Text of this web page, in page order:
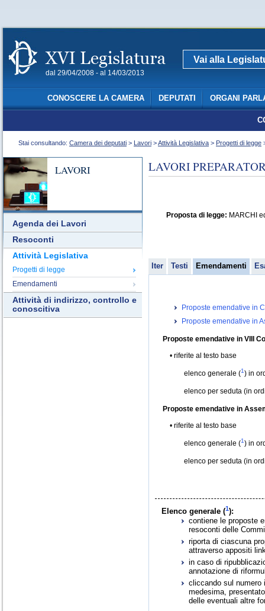
dal 29/04/2008 - al 14/03/2013
Vai alla
CONOSCERE LA CAMERA DEPUTATI ORGANI
Stai consultando: Camera dei deputati > Lavori >Attività Legislativa > Progetti di legge
LAVORI
Agenda dei Lavori
Resoconti
Attività Legislativa
Progetti di legge
Emendamenti
Attività di indirizzo, controllo e
conoscitiva
LAVORI
Proposta di legge: MARCHI
Iter Testi Emendamenti
Proposte emendative in
Proposte emendative in
Proposte emendative in VIII
riferite al testo base
elenco generale (1) in
elenco per seduta (in
Proposte emendative in
riferite al testo base
elenco generale (1) in
elenco per seduta (in
Elenco generale (1):
contiene le proposte
resoconti delle
riporta di ciascuna
attraverso appositi
in caso di
annotazione di
cliccando sul numero
medesima,
delle eventuali altre